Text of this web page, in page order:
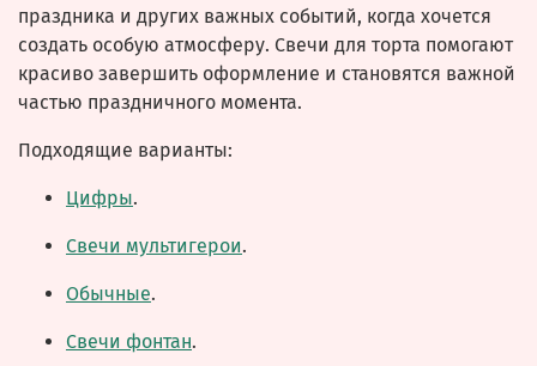
праздника и других важных событий, когда хочется
создать особую атмосферу. Свечи для торта помогают
красиво завершить оформление и становятся важной
частью праздничного момента.
Подходящие варианты:
Цифры.
Свечи мультигерои.
Обычные.
Свечи фонтан.